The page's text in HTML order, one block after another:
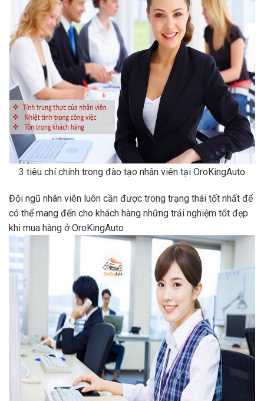
3 tiêu chí chính trong đào tạo nhân viên tại OroKingAuto
Đội ngũ nhân viên luôn cần được trong trạng thái tốt nhất để
có thể mang đến cho khách hàng những trải nghiệm tốt đẹp
khi mua hàng ở OroKingAuto